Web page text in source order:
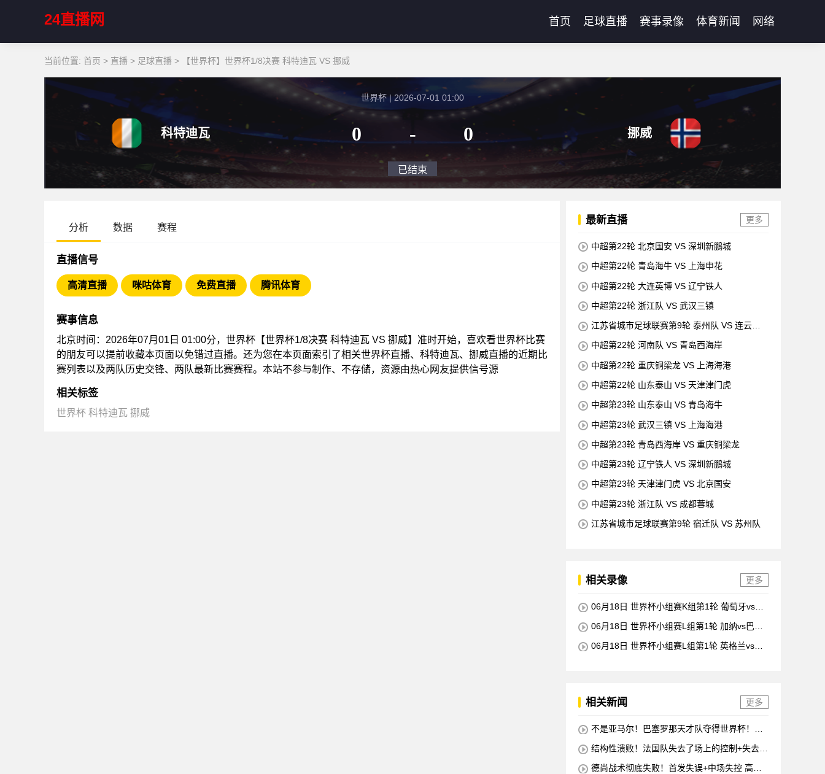
24直播网 首页 足球直播 赛事录像 体育新闻 网络
当前位置: 首页 > 直播 > 足球直播 > 【世界杯】世界杯1/8决赛 科特迪瓦 VS 挪威
科特迪瓦
世界杯 | 2026-07-01 01:00
0 - 0
已结束
挪威
分析 数据 赛程
直播信号
高清直播 咪咕体育 免费直播 腾讯体育
赛事信息
北京时间：2026年07月01日 01:00分，世界杯【世界杯1/8决赛 科特迪瓦 VS 挪威】准时开始，喜欢看世界杯比赛
的朋友可以提前收藏本页面以免错过直播。还为您在本页面索引了相关世界杯直播、科特迪瓦、挪威直播的近期比
赛列表以及两队历史交锋、两队最新比赛赛程。本站不参与制作、不存储，资源由热心网友提供信号源
相关标签
世界杯 科特迪瓦 挪威
最新直播 更多
中超第22轮 北京国安 VS 深圳新鵬城
中超第22轮 青岛海牛 VS 上海申花
中超第22轮 大连英博 VS 辽宁铁人
中超第22轮 浙江队 VS 武汉三镇
江苏省城市足球联赛第9轮 泰州队 VS 连云港
中超第22轮 河南队 VS 青岛西海岸
中超第22轮 重庆铜梁龙 VS 上海海港
中超第22轮 山东泰山 VS 天津津门虎
中超第23轮 山东泰山 VS 青岛海牛
中超第23轮 武汉三镇 VS 上海海港
中超第23轮 青岛西海岸 VS 重庆铜梁龙
中超第23轮 辽宁铁人 VS 深圳新鵬城
中超第23轮 天津津门虎 VS 北京国安
中超第23轮 浙江队 VS 成都蓉城
江苏省城市足球联赛第9轮 宿迁队 VS 苏州队
相关录像 更多
06月18日 世界杯小组赛K组第1轮 葡萄牙vs民
06月18日 世界杯小组赛L组第1轮 加纳vs巴拿
06月18日 世界杯小组赛L组第1轮 英格兰vs克
相关新闻 更多
不是亚马尔！巴塞罗那天才队夺得世界杯！半
结构性溃败！法国队失去了场上的控制+失去了
德尚战术彻底失败！首发失误+中场失控 高前